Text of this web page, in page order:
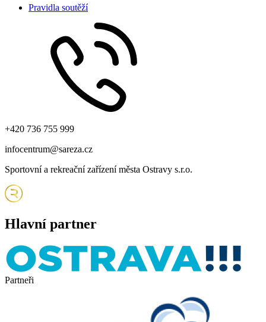
Pravidla soutěží
+420 736 755 999
infocentrum@sareza.cz
Sportovní a rekreační zařízení města Ostravy s.r.o.
Hlavní partner
Partneři